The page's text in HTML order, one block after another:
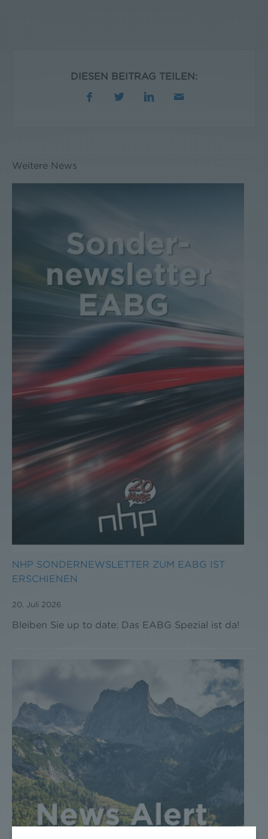
DIESEN BEITRAG TEILEN:
Weitere News
NHP SONDERNEWSLETTER ZUM EABG IST
ERSCHIENEN
20. Juli 2026
Bleiben Sie up to date: Das EABG Spezial ist da!